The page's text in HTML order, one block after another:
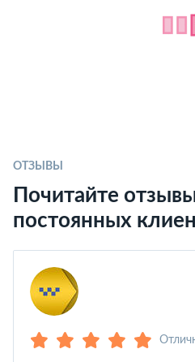
ОТЗЫВЫ
Почитайте
постоянных